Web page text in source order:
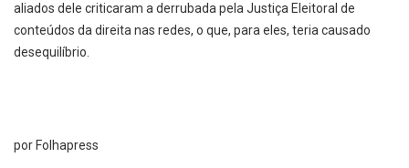
aliados dele criticaram a derrubada pela Justiça Eleitoral de
conteúdos da direita nas redes, o que, para eles, teria causado
desequilíbrio.
por Folhapress